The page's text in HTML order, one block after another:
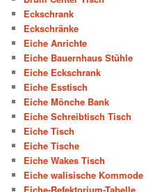
Eckschrank
Eckschränke
Eiche Anrichte
Eiche Bauernhaus Stühle
Eiche Eckschrank
Eiche Esstisch
Eiche Mönche Bank
Eiche Schreibtisch Tisch
Eiche Tisch
Eiche Tische
Eiche Wakes Tisch
Eiche walisische Kommode